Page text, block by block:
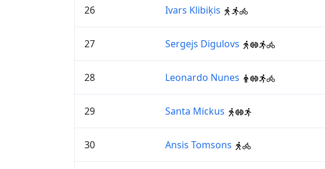
26 Ivars Klibiķis
27 Sergejs Digulovs
28 Leonardo Nunes
29 Santa Mickus
30 Ansis Tomsons